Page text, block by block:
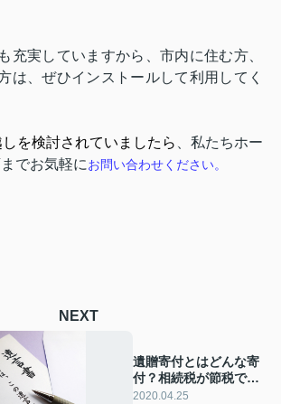
充実していますから、市内に住む方、
は、ぜひインストールして利用してく
を検討されていましたら 、私たちホー
でお気軽にお問い合わせください。
NEXT
遺贈寄付とはどんな寄
付？相続税が節税でき
る場合とは
2020.04.25